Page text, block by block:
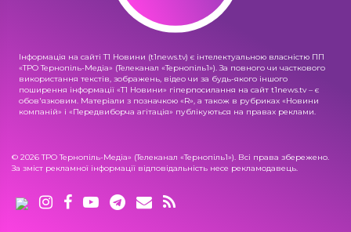
Інформація на сайті Т1 Новини (t1news.tv) є інтелектуальною власністю ПП
«ТРО Тернопіль-Медіа» (Телеканал «Тернопіль1»). За повного чи часткового
використання текстів, зображень, відео чи за будь-якого іншого
поширення інформації «Т1 Новини» гіперпосилання на сайт t1news.tv – є
обов'язковим. Матеріали з позначкою «R», а також в рубриках «Новини
компаній» і «Передвиборча агітація» публікуються на правах реклами.
© 2026 ТРО Тернопіль-Медіа» (Телеканал «Тернопіль1»). Всі права збережено.
За зміст рекламної інформації відповідальність несе рекламодавець.